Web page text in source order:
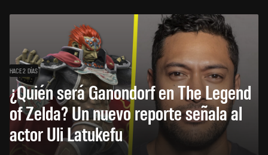
HACE 2 DÍAS
¿Quién será Ganondorf en The Legend
of Zelda? Un nuevo reporte señala al
actor Uli Latukefu